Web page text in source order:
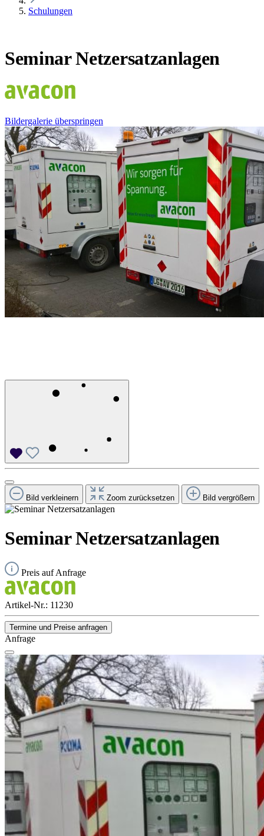
Schulungen
Seminar Netzersatzanlagen
Bildergalerie überspringen
Bild verkleinern Zoom zurücksetzen Bild vergrößern
Seminar Netzersatzanlagen
Preis auf Anfrage
Artikel-Nr.: 11230
Termine und Preise anfragen
Anfrage